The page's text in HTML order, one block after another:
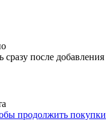
сразу после добавления
продолжить покупки